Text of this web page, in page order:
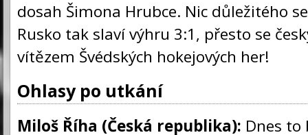
dosah Šimona Hrubce. Nic důležitého
Rusko tak slaví výhru 3:1, přesto se
vítězem Švédských hokejových her!
Ohlasy po utkání
Miloš Říha (Česká republika): Dnes to